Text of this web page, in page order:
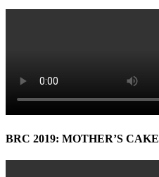
BRC 2019: MOTHER’S CAKE